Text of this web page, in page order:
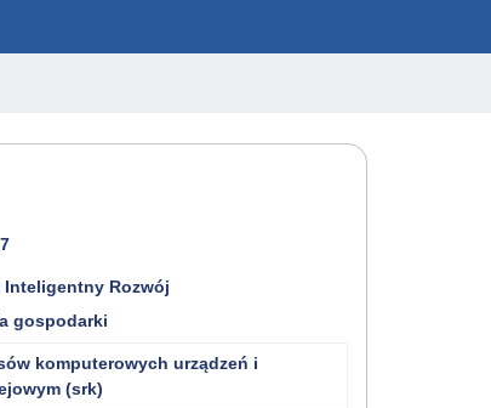
Inteligentny Rozwój
gospodarki
komputerowych urządzeń i
(srk)